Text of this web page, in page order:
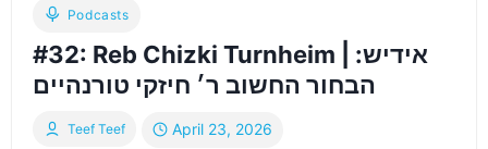
Podcasts
#32: Reb Chizki Turnheim | אידיש:
הבחור החשוב ר׳ חיזקי טורנהיים
Teef Teef April 23, 2026